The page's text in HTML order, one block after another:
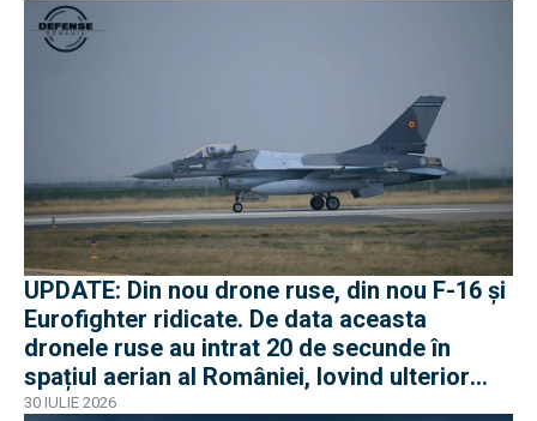
UPDATE: Din nou drone ruse, din nou F-16 și
Eurofighter ridicate. De data aceasta
dronele ruse au intrat 20 de secunde în
spațiul aerian al României, lovind ulterior
Ucraina
30 IULIE 2026